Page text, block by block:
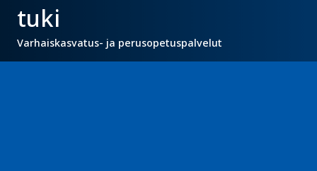
tuki
Varhaiskasvatus- ja perusopetuspalvelut